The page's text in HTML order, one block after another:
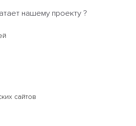
нашему проекту ?
сайтов